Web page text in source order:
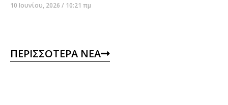
10 Ιουνίου, 2026 10:21 πμ
ΠΕΡΙΣΣΟΤΕΡΑ ΝΕΑ